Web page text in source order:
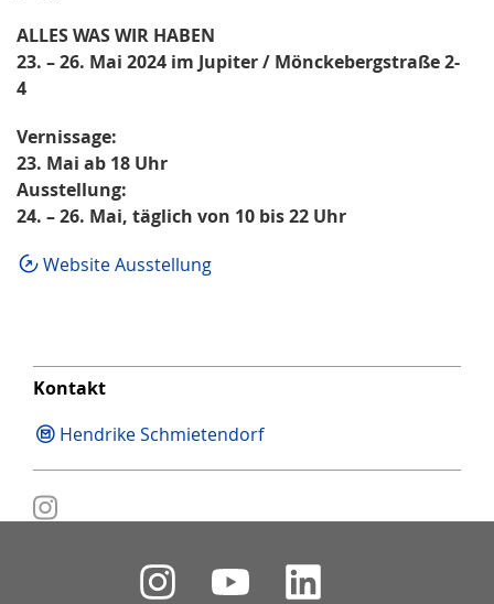
ALLESWAS WIR HABEN
23. – 26. Mai 2024 im Jupiter / Mönckebergstraße 2-
4
Vernissage:
23. Mai ab 18 Uhr
Ausstellung:
24. – 26. Mai, täglich von 10 bis 22 Uhr
Website Ausstellung
Kontakt
Hendrike Schmietendorf